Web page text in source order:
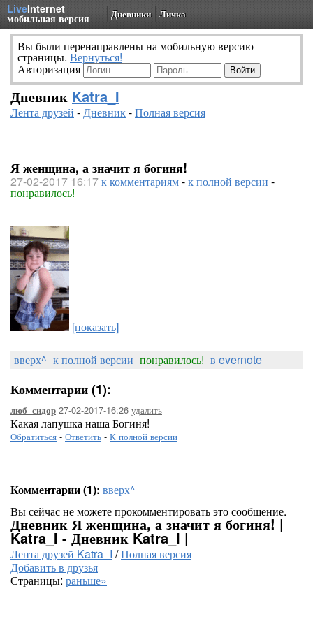
LiveInternet
мобильная версия Дневники Личка
Вы были перенаправлены на мобильную версию
страницы. Вернуться!
Авторизация
Дневник Katra_I
Лента друзей -Дневник-Полная версия
Я женщина, а значит я богиня!
27-02-2017 16:17к комментариям-к полной версии -
понравилось!
[показать]
вверх^ к полной версии понравилось! в evernote
Комментарии (1):
люб_сидор 27-02-2017-16:26 удалить
Какая лапушка наша Богиня!
Обратиться - Ответить - К полной версии
Комментарии (1): вверх^
Вы сейчас не можете прокомментировать это сообщение.
Дневник Я женщина, а значит я богиня! |
Katra_I - Дневник Katra_I |
Лента друзей Katra_I /Полная версия
Добавить в друзья
Страницы: раньше»